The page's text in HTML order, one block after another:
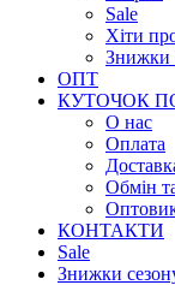
Sale
Хіти
Знижки
ОПТ
КУТОЧОК
О нас
Оплата
Обмін
КОНТАКТИ
Sale
Знижки